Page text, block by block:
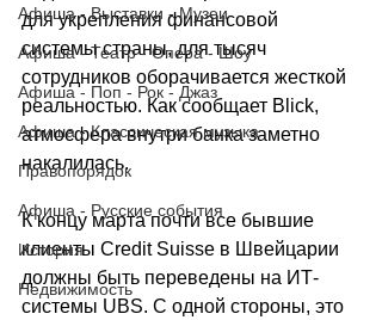
Афиша - Выставки - Музеи
Афиша - Театр - Опера - Шоу
Афиша - Поп - Рок - Джаз
Афиша - Классическая музыка
Правопорядок
Афиша - Русские события
История
Недвижимость
для укрепления финансовой
системы страны, для тысяч
сотрудников оборачивается жесткой
реальностью. Как сообщает Blick,
атмосфера внутри банка заметно
накалилась.
К концу марта почти все бывшие
клиенты Credit Suisse в Швейцарии
должны быть переведены на ИТ-
системы UBS. С одной стороны, это